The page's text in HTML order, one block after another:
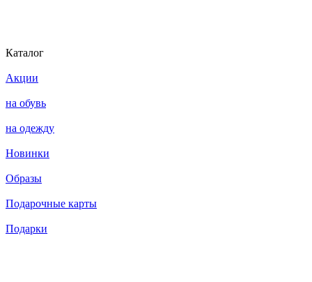
Каталог
Акции
на обувь
на одежду
Новинки
Образы
Подарочные карты
Подарки